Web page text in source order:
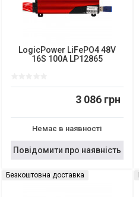
LogicPower LiFePO4 48V
16S 100A LP12865
3 086 грн
Немає в наявності
Повідомити про наявність
Безкоштовна доставка